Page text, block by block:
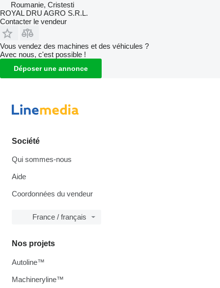
Roumanie, Cristesti
ROYAL DRU AGRO S.R.L.
Contacter le vendeur
Vous vendez des machines et des véhicules ?
Avec nous, c'est possible !
Déposer une annonce
Société
Qui sommes-nous
Aide
Coordonnées du vendeur
France / français
Nos projets
Autoline™
Machineryline™